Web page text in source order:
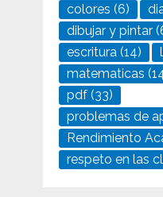
colores (6)
dibujar y pintar
escritura (14)
matematicas
pdf (33)
problemas de
Rendimiento
respeto en las